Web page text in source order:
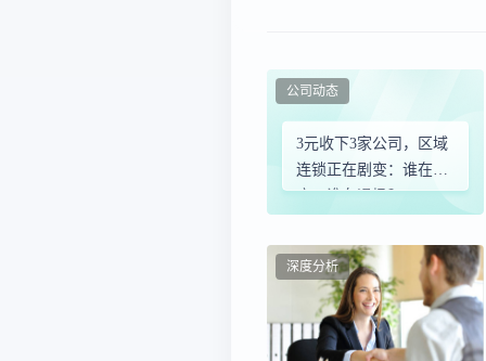
3元收下3家公司，区域
连锁正在剧变：谁在抄
底，谁在退场？
公司动态
深度分析